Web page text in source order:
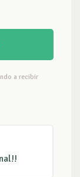
a recibir